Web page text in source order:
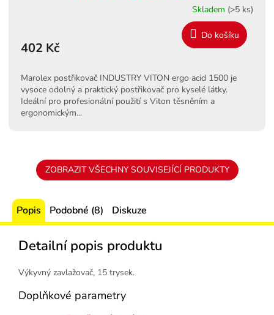
Skladem (>5 ks)
402 Kč
Do košíku
Marolex postřikovač INDUSTRY VITON ergo acid 1500 je
vysoce odolný a praktický postřikovač pro kyselé látky.
Ideální pro profesionální použití s Viton těsněním a
ergonomickým...
ZOBRAZIT VŠECHNY SOUVISEJÍCÍ PRODUKTY
Popis Podobné (8) Diskuze
Detailní popis produktu
Výkyvný zavlažovač, 15 trysek.
Doplňkové parametry